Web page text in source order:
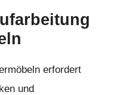
erfordert
und